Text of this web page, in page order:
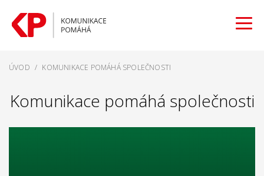
ÚVOD / KOMUNIKACE POMÁHÁ SPOLEČNOSTI
Komunikace pomáhá společnosti